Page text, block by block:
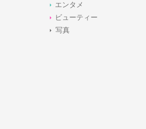
エンタメ
ビューティー
写真